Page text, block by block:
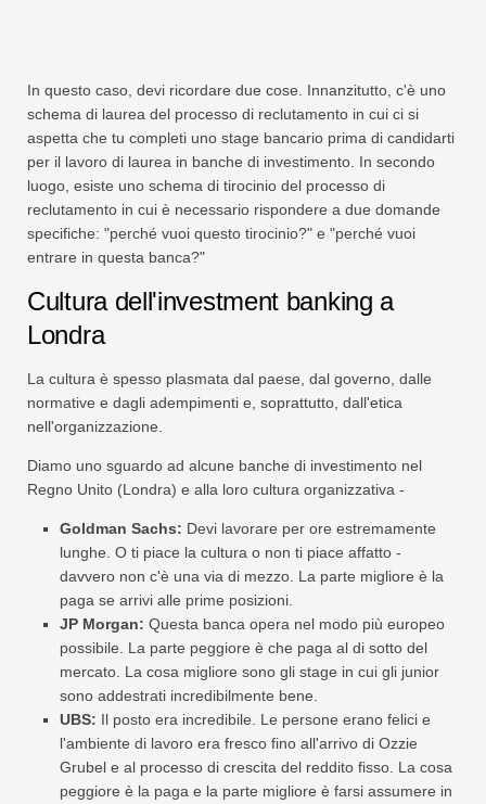
In questo caso, devi ricordare due cose. Innanzitutto, c'è uno
schema di laurea del processo di reclutamento in cui ci si
aspetta che tu completi uno stage bancario prima di candidarti
per il lavoro di laurea in banche di investimento. In secondo
luogo, esiste uno schema di tirocinio del processo di
reclutamento in cui è necessario rispondere a due domande
specifiche: "perché vuoi questo tirocinio?" e "perché vuoi
entrare in questa banca?"
Cultura dell'investment banking a
Londra
La cultura è spesso plasmata dal paese, dal governo, dalle
normative e dagli adempimenti e, soprattutto, dall'etica
nell'organizzazione.
Diamo uno sguardo ad alcune banche di investimento nel
Regno Unito (Londra) e alla loro cultura organizzativa -
Goldman Sachs: Devi lavorare per ore estremamente
lunghe. O ti piace la cultura o non ti piace affatto -
davvero non c'è una via di mezzo. La parte migliore è la
paga se arrivi alle prime posizioni.
JP Morgan: Questa banca opera nel modo più europeo
possibile. La parte peggiore è che paga al di sotto del
mercato. La cosa migliore sono gli stage in cui gli junior
sono addestrati incredibilmente bene.
UBS: Il posto era incredibile. Le persone erano felici e
l'ambiente di lavoro era fresco fino all'arrivo di Ozzie
Grubel e al processo di crescita del reddito fisso. La cosa
peggiore è la paga e la parte migliore è farsi assumere in